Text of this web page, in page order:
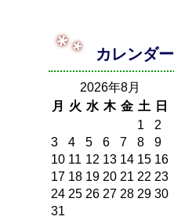
カレンダー
2026年8月
月
火 水 木 金 土
日
1
2
3
4 5 6 7 8
9
10 11 12 13 14 15 16
17 18 19 20 21 22 23
24 25 26 27 28 29 30
31